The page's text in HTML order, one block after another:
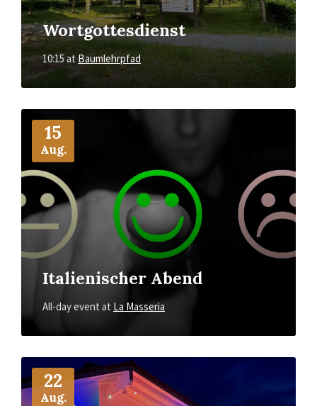
Wortgottesdienst
10:15 atBaumlehrpfad
15
Aug.
Italienischer Abend
All-day event at La Masseria
More
22
Aug.
More
Info